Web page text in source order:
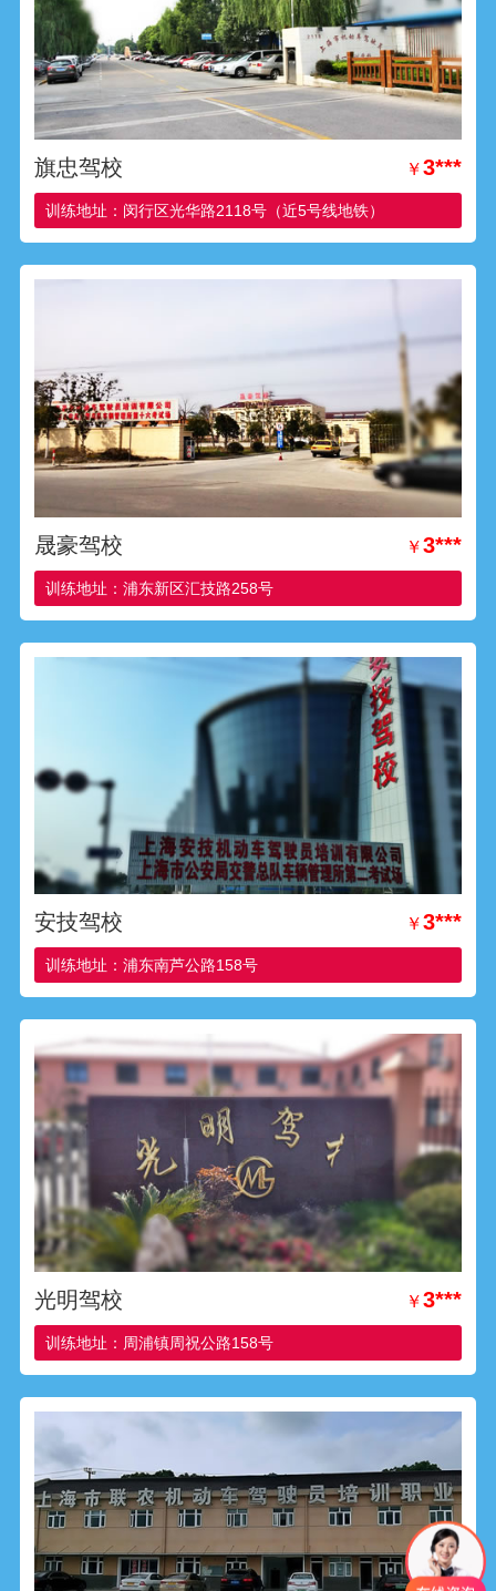
旗忠驾校 ￥3***
训练地址：闵行区光华路2118号（近5号线地铁）
晟豪驾校 ￥3***
训练地址：浦东新区汇技路258号
安技驾校 ￥3***
训练地址：浦东南芦公路158号
光明驾校 ￥3***
训练地址：周浦镇周祝公路158号